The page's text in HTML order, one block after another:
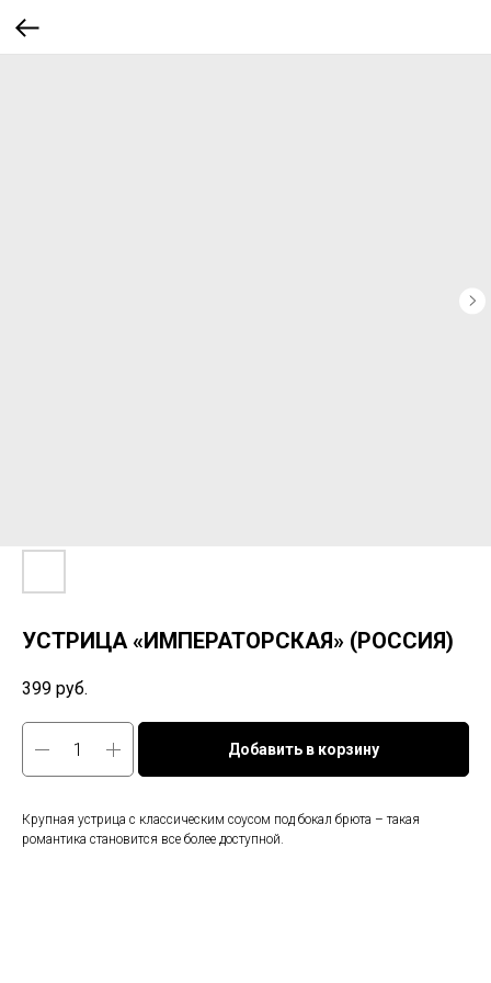
УСТРИЦА «ИМПЕРАТОРСКАЯ» (РОССИЯ)
399 руб.
Добавить в корзину
Крупная устрица с классическим соусом под бокал брюта – такая
романтика становится все более доступной.